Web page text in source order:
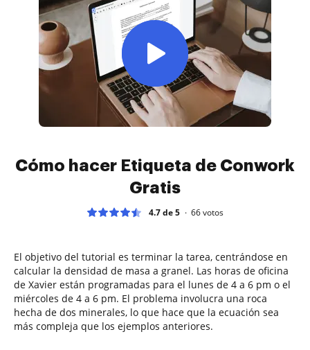
Cómo hacer Etiqueta de Conwork
Gratis
4.7 de 5 66votos
El objetivo del tutorial es terminar la tarea, centrándose en
calcular la densidad de masa a granel. Las horas de oficina
de Xavier están programadas para el lunes de 4 a 6 pm o el
miércoles de 4 a 6 pm. El problema involucra una roca
hecha de dos minerales, lo que hace que la ecuación sea
más compleja que los ejemplos anteriores.